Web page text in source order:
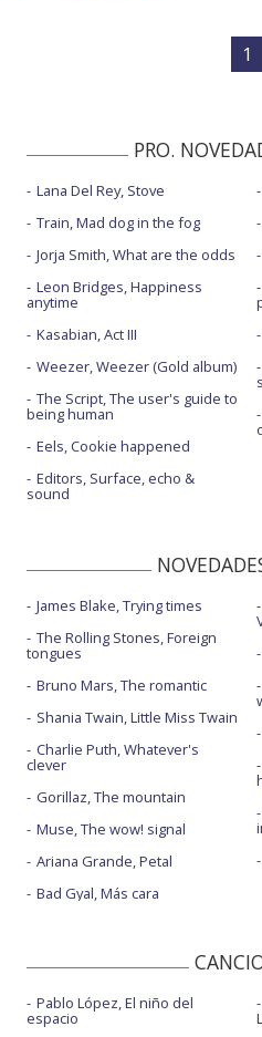
1
PRO.
Lana Del Rey, Stove
Train, Mad dog in the fog
Jorja Smith, What are the odds
Leon Bridges, Happiness
anytime
Kasabian, Act III
Weezer, Weezer (Gold album)
The Script, The user's guide to
being human
Eels, Cookie happened
Editors, Surface, echo &
sound
James Blake, Trying times
The Rolling Stones, Foreign
tongues
Bruno Mars, The romantic
Shania Twain, Little Miss Twain
Charlie Puth, Whatever's
clever
Gorillaz, The mountain
Muse, The wow! signal
Ariana Grande, Petal
Bad Gyal, Más cara
Pablo López, El niño del
espacio